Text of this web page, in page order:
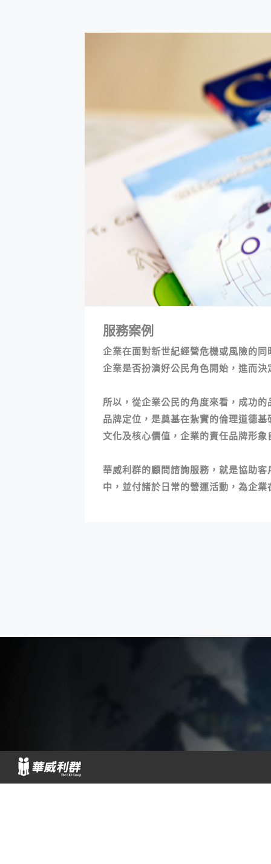
服務案例
企業在面對新世紀經營危機或風險的
企業是否扮演好公民角色開始，進而
所以，從企業公民的角度來看，成功
品牌定位，是奠基在紮實的倫理道德
文化及核心價值，企業的責任品牌形
華威利群的顧問諮詢服務，就是協助
中，並付諸於日常的營運活動，為企
返回顧問服務